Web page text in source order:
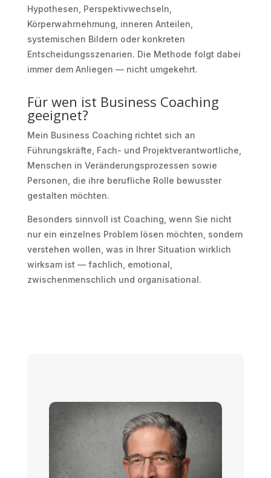
Hypothesen, Perspektivwechseln,
Körperwahrnehmung, inneren Anteilen,
systemischen Bildern oder konkreten
Entscheidungsszenarien. Die Methode folgt dabei
immer dem Anliegen — nicht umgekehrt.
Für wen ist Business Coaching
geeignet?
Mein Business Coaching richtet sich an
Führungskräfte, Fach- und Projektverantwortliche,
Menschen in Veränderungsprozessen sowie
Personen, die ihre berufliche Rolle bewusster
gestalten möchten.
Besonders sinnvoll ist Coaching, wenn Sie nicht
nur ein einzelnes Problem lösen möchten, sondern
verstehen wollen, was in Ihrer Situation wirklich
wirksam ist — fachlich, emotional,
zwischenmenschlich und organisational.